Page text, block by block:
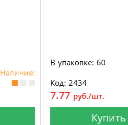
Наличие:
В упаковке: 60
Код: 2434
7.77 руб./шт.
Купить